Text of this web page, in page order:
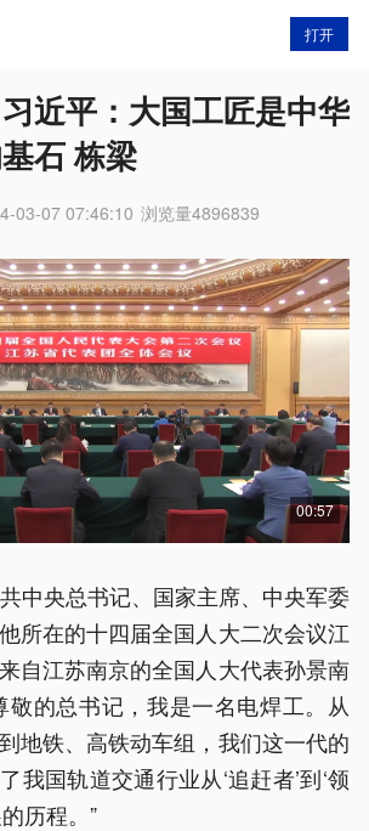
打开
近平：大国工匠是中华
石 栋梁
03-07 07:46:10 浏览量4896839
00:57
中央总书记、国家主席、中央军委
所在的十四届全国人大二次会议江
自江苏南京的全国人大代表孙景南
敬的总书记，我是一名电焊工。从
地铁、高铁动车组，我们这一代的
我国轨道交通行业从‘追赶者’到‘领
历程。”